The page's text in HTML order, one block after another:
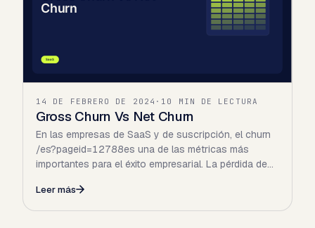
14 DE FEBRERO DE 2024 · 10 MIN DE LECTURA
Gross Churn Vs Net Churn
En las empresas de SaaS y de suscripción, el churn
/es?pageid=12788es una de las métricas más
importantes para el éxito empresarial. La pérdida de
Leer más